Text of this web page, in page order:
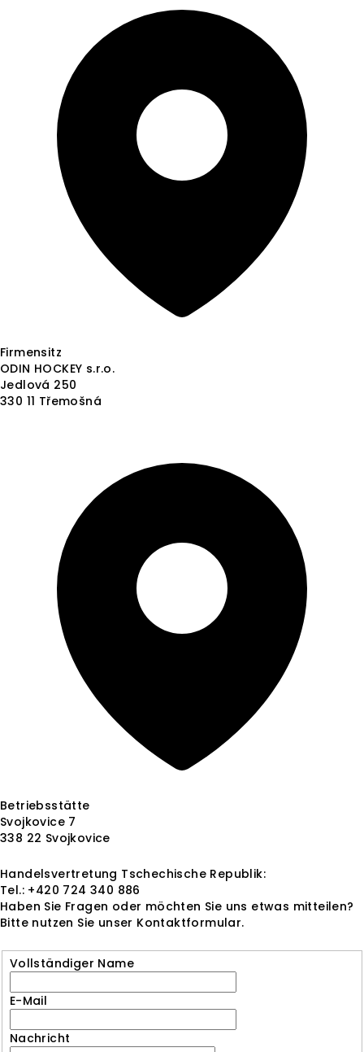
Firmensitz
ODIN HOCKEY s.r.o.
Jedlová 250
330 11 Třemošná
Betriebsstätte
Svojkovice 7
338 22 Svojkovice
Handelsvertretung Tschechische Republik:
Tel.: +420 724 340 886
Haben Sie Fragen oder möchten Sie uns etwas mitteilen?
Bitte nutzen Sie unser Kontaktformular.
Vollständiger Name
E-Mail
Nachricht